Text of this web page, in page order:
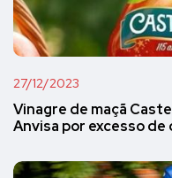
27/12/2023
Vinagre de maçã
Anvisa por excesso